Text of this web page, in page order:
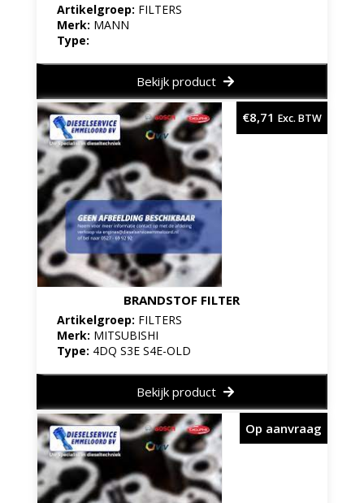
Artikelgroep: FILTERS
Merk: MANN
Type:
Bekijk product
BRANDSTOF FILTER
Artikelgroep: FILTERS
Merk: MITSUBISHI
Type: 4DQ S3E S4E-OLD
€8,71 Exc. BTW
Bekijk product
Op aanvraag